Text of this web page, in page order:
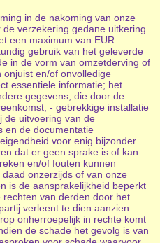
in de nakoming van onze
verzekering gedane uitkering.
een maximum van EUR
gebruik van het geleverde
in de vorm van omzetderving of
en/of onvolledige
essentiele informatie; het
gegevens, die door de
- gebrekkige installatie
de uitvoering van de
en de documentatie
voor enig bijzonder
dat er geen sprake is of kan
en/of fouten kunnen
onzerzijds of van onze
is de aansprakelijkheid beperkt
van derden door het
verleent te dien aanzien
onherroepelijk in rechte komt
de schade het gevolg is van